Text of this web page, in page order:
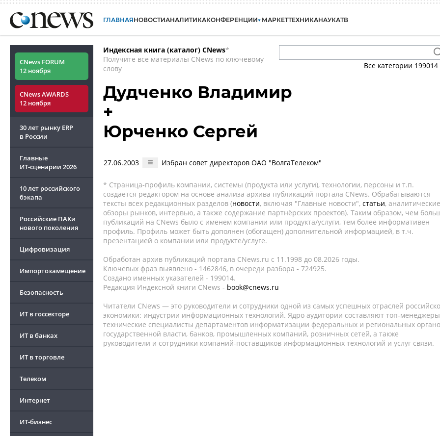
ГЛАВНАЯНОВОСТИАНАЛИТИКАКОНФЕРЕНЦИИ МАРКЕТТЕХНИКАНАУКАТВ
CNews FORUM
12 ноября
CNews AWARDS
12 ноября
30 лет рынку ERP
в России
Главные
ИТ-сценарии 2026
10 лет российского
бэкапа
Российские ПАКи
нового поколения
Цифровизация
Импортозамещение
Безопасность
ИТ в госсекторе
ИТ в банках
ИТ в торговле
Телеком
Интернет
ИТ-бизнес
Индексная книга (каталог) CNews*
Получите все материалы CNews по ключевому
слову
Все категории 199014
Дудченко Владимир
+
Юрченко Сергей
27.06.2003 Избран совет директоров ОАО "ВолгаТелеком"
* Страница-профиль компании, системы (продукта или услуги), технологии, персоны и т.п.
создается редактором на основе анализа архива публикаций портала CNews. Обрабатываются
тексты всех редакционных разделов (новости, включая "Главные новости", статьи, аналитические
обзоры рынков, интервью, а также содержание партнёрских проектов). Таким образом, чем
публикаций на CNews было с именем компании или продукта/услуги, тем более информативен
профиль. Профиль может быть дополнен (обогащен) дополнительной информацией, в т.ч.
презентацией о компании или продукте/услуге.
Обработан архив публикаций портала CNews.ru c 11.1998 до 08.2026 годы.
Ключевых фраз выявлено - 1462846, в очереди разбора - 724925.
Создано именных указателей - 199014.
Редакция Индексной книги CNews - book@cnews.ru
Читатели CNews — это руководители и сотрудники одной из самых успешных отраслей
экономики: индустрии информационных технологий. Ядро аудитории составляют топ-
технические специалисты департаментов информатизации федеральных и региональных
государственной власти, банков, промышленных компаний, розничных сетей, а также
руководители и сотрудники компаний-поставщиков информационных технологий и услуг связи.